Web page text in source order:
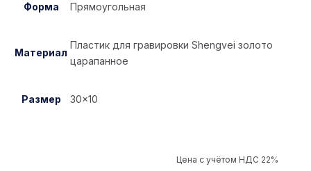
Форма Прямоугольная
Материал
Пластик для гравировки Shengvei золото
царапанное
Размер 30×10
Цена с учётом НДС 22%